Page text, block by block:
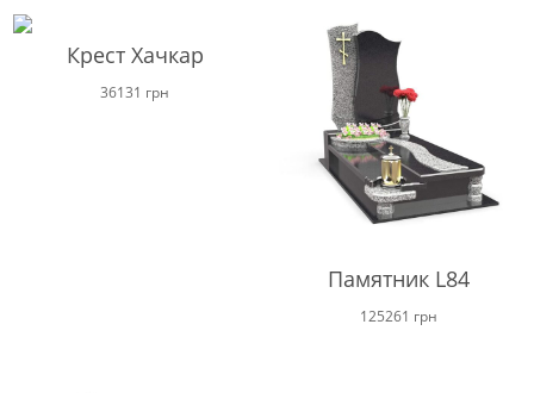
Крест Хачкар
36131 грн
Памятник L84
125261 грн